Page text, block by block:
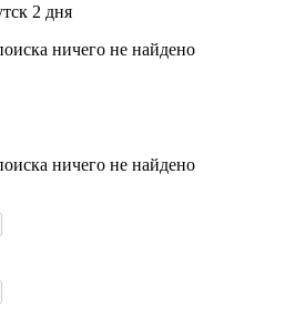
2 дня
ничего не найдено
ничего не найдено